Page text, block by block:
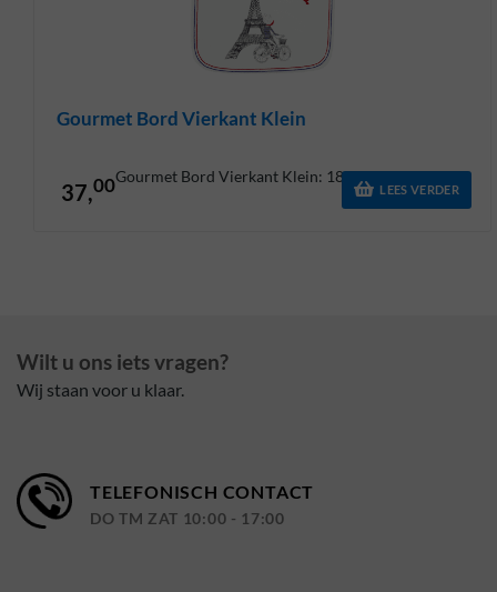
Gourmet Bord Vierkant Klein
37,00Gourmet Bord Vierkant Klein: 18,6 X 16,2 Cm
LEES VERDER
Wilt u ons iets vragen?
Wij staan voor u klaar.
TELEFONISCH CONTACT
DO TM ZAT 10:00 - 17:00